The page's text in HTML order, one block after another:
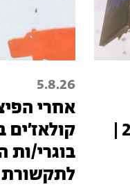
טכנופיאודליזם 2026 |
5.8.26
אחרי
בוגרי/
לתקשורת